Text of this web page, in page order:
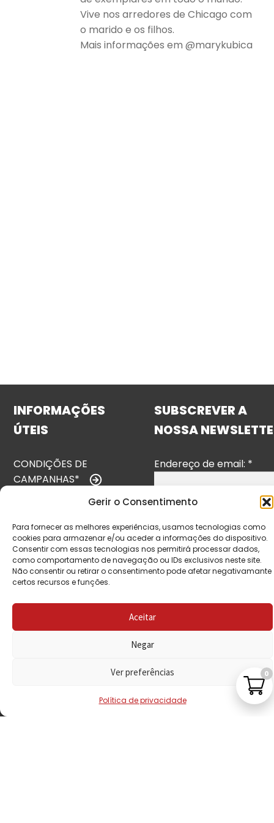
Gerir o Consentimento
Para fornecer as melhores experiências, usamos tecnologias como
cookies para armazenar e/ou aceder a informações do dispositivo.
Consentir com essas tecnologias nos permitirá processar dados,
como comportamento de navegação ou IDs exclusivos neste site.
Não consentir ou retirar o consentimento pode afetar negativamante
certos recursos e funções.
Aceitar
Negar
Ver preferências
Política de privacidade
Vive nos arredores de Chicago com
o marido e os filhos.
Mais informações em @marykubica
INFORMAÇÕES
ÚTEIS
CONDIÇÕES DE
CAMPANHAS*
POLÍTICA DE
PRIVACIDADE
POLÍTICA DE
REEMBOLSO
LIVRO DE
SUBSCREVER A
NOSSA
Endereço de email: *
0